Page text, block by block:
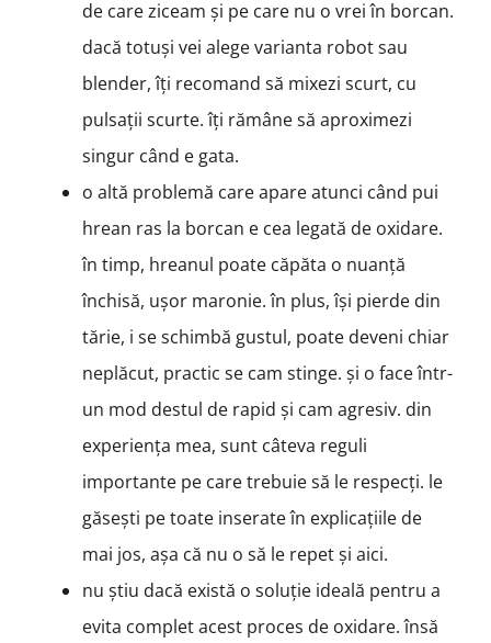
de care ziceam și pe care nu o vrei în borcan.
dacă totuși vei alege varianta robot sau
blender, îți recomand să mixezi scurt, cu
pulsații scurte. îți rămâne să aproximezi
singur când e gata.
o altă problemă care apare atunci când pui
hrean ras la borcan e cea legată de oxidare.
în timp, hreanul poate căpăta o nuanță
închisă, ușor maronie. în plus, își pierde din
tărie, i se schimbă gustul, poate deveni chiar
neplăcut, practic se cam stinge. și o face într-
un mod destul de rapid și cam agresiv. din
experiența mea, sunt câteva reguli
importante pe care trebuie să le respecți. le
găsești pe toate inserate în explicațiile de
mai jos, așa că nu o să le repet și aici.
nu știu dacă există o soluție ideală pentru a
evita complet acest proces de oxidare. însă